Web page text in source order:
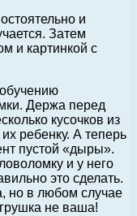
и
Затем
и картинкой с
Держа перед
кусочков из
ребенку. А теперь
пустой «дыры».
и у него
это сделать.
но в любом случае
не ваша!